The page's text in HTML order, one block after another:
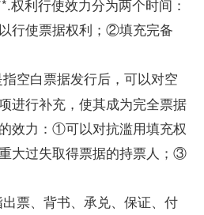
利行使效力分为两个时间：
行使票据权利；②填充完备
指空白票据发行后，可以对空
进行补充，使其成为完全票据
效力：①可以对抗滥用填充权
大过失取得票据的持票人；③
出票、背书、承兑、保证、付